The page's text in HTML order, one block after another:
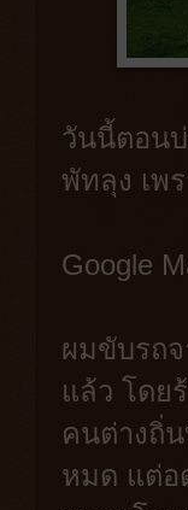
วันนี้ตอน
พัทลุง เพ
Google
ผมขับรถ
แล้ว โดย
คนต่างถิ่
หมด แต่อ